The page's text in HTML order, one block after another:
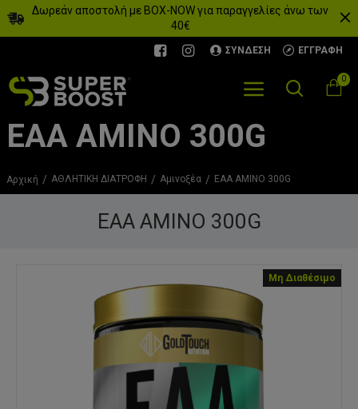
Δωρεάν αποστολή με BOX-NOW για παραγγελίες άνω των
40€
ΣΎΝΔΕΣΗ ΕΓΓΡΑΦΉ
0
EAA AMINO 300G
Αρχική ΑΘΛΗΤΙΚΗ ΔΙΑΤΡΟΦΗ Αμινοξέα EAA AMINO 300G
EAA AMINO 300G
Μη Διαθέσιμο